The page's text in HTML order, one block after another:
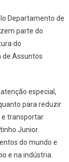
E
Departamento de
parte do
do
de Assuntos
especial,
para reduzir
e transportar
Junior.
do mundo e
e na indústria.